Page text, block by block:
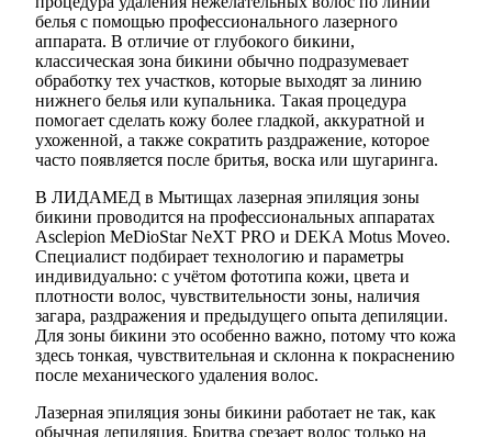
белья с помощью профессионального лазерного
аппарата. В отличие от глубокого бикини,
классическая зона бикини обычно подразумевает
обработку тех участков, которые выходят за линию
нижнего белья или купальника. Такая процедура
помогает сделать кожу более гладкой, аккуратной и
ухоженной, а также сократить раздражение, которое
часто появляется после бритья, воска или шугаринга.
В ЛИДАМЕД в Мытищах лазерная эпиляция зоны
бикини проводится на профессиональных аппаратах
Asclepion MeDioStar NeXT PRO и DEKA Motus Moveo.
Специалист подбирает технологию и параметры
индивидуально: с учётом фототипа кожи, цвета и
плотности волос, чувствительности зоны, наличия
загара, раздражения и предыдущего опыта депиляции.
Для зоны бикини это особенно важно, потому что кожа
здесь тонкая, чувствительная и склонна к покраснению
после механического удаления волос.
Лазерная эпиляция зоны бикини работает не так, как
обычная депиляция. Бритва срезает волос только на